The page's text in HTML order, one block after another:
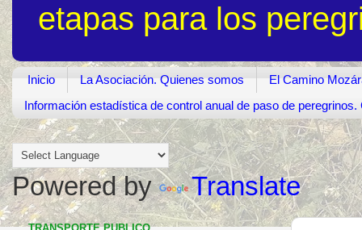
etapas para los
Inicio La Asociación. Quienes somos
El Camino
Información estadística de control anual de paso de
Powered by Translate